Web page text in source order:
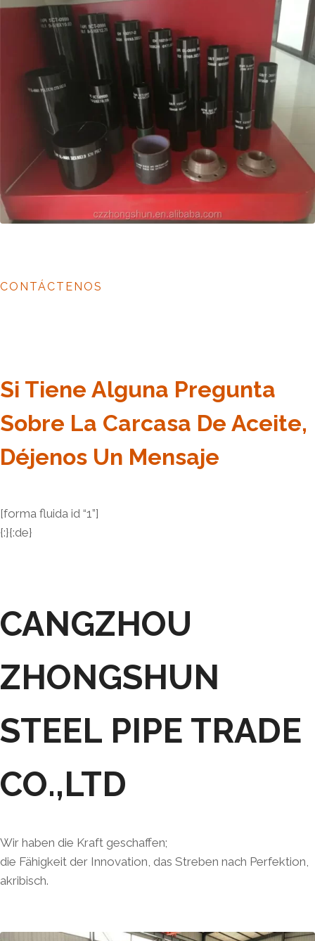
CONTÁCTENOS
Si Tiene Alguna Pregunta
Sobre La Carcasa De Aceite,
Déjenos Un Mensaje
[forma fluida id “1”]
{:}{:de}
CANGZHOU
ZHONGSHUN
STEEL PIPE TRADE
CO.,LTD
Wir haben die Kraft geschaffen;
die Fähigkeit der Innovation, das Streben nach Perfektion,
akribisch.